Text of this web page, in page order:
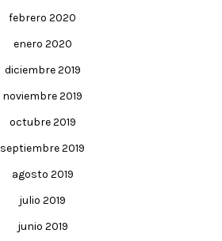
febrero 2020
enero 2020
diciembre 2019
noviembre 2019
octubre 2019
septiembre 2019
agosto 2019
julio 2019
junio 2019